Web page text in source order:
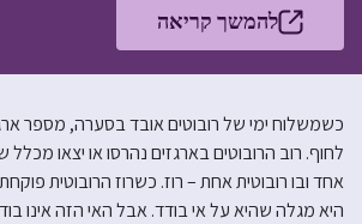
להמשך קריאה
כשמשלוח ימי של רובוטים אובד בסערה, מספר
לחוף. רוב הרובוטים בארגזים נהרסו או יצאו
אחד ובו רובוטית אחת – רוז. כשרוז הרובוטית
היא מגלה שהיא על אי בודד. אבל האי הזה אינו